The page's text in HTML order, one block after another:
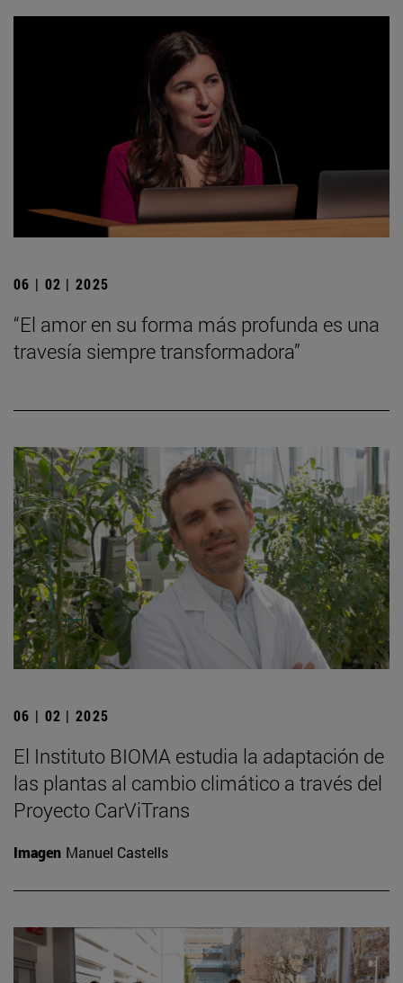
06 | 02 | 2025
“El amor en su forma más profunda es una
travesía siempre transformadora”
06 | 02 | 2025
El Instituto BIOMA estudia la adaptación de
las plantas al cambio climático a través del
Proyecto CarViTrans
Imagen Manuel Castells